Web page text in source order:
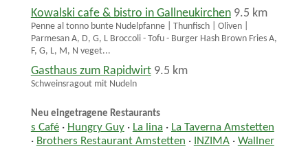
Kowalski cafe & bistro in Gallneukirchen 9.5 km
Penne al tonno bunte Nudelpfanne | Thunfisch | Oliven |
Parmesan A, D, G, L Broccoli - Tofu - Burger Hash Brown Fries A,
F, G, L, M, N veget...
Gasthaus zum Rapidwirt 9.5 km
Schweinsragout mit Nudeln
Neu eingetragene Restaurants
s Café· Hungry Guy· La lina · La Taverna Amstetten
· Brothers Restaurant Amstetten · INZIMA· Wallner